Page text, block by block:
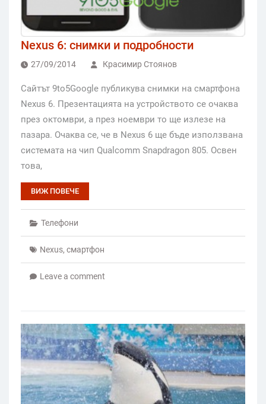
Nexus 6: снимки и подробности
27/09/2014 Красимир Стоянов
Сайтът 9to5Google публикува снимки на смартфона
Nexus 6. Презентацията на устройството се очаква
през октомври, а през ноември то ще излезе на
пазара. Очаква се, че в Nexus 6 ще бъде използвана
системата на чип Qualcomm Snapdragon 805. Освен
това,
ВИЖ ПОВЕЧЕ
Телефони
Nexus, смартфон
Leave a comment